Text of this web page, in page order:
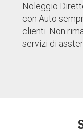
Noleggio
con Auto
clienti. Non
servizi di